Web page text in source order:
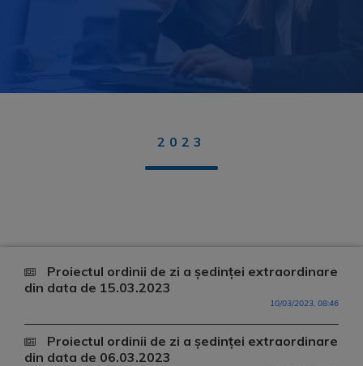
2023
Proiectul ordinii de zi a ședinței extraordinare
din data de 15.03.2023
10/03/2023, 08:46
Proiectul ordinii de zi a ședinței extraordinare
din data de 06.03.2023